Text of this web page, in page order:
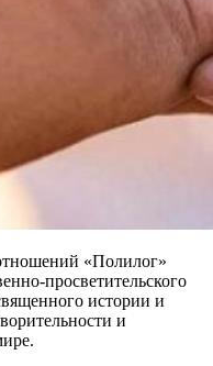
«Полилог»
просветительского
истории и
и